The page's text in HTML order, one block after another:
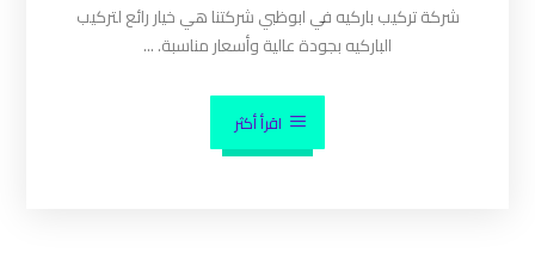
شركة تركيب باركيه في ابوظبي شركتنا هي خيار رائع لتركيب
الباركيه بجودة عالية وأسعار مناسبة. ...
اقرأ أكثر